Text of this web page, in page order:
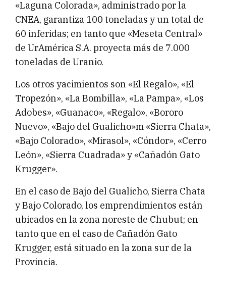
«Laguna Colorada», administrado por la
CNEA, garantiza 100 toneladas y un total de
60 inferidas; en tanto que «Meseta Central»
de UrAmérica S.A. proyecta más de 7.000
toneladas de Uranio.
Los otros yacimientos son «El Regalo», «El
Tropezón», «La Bombilla», «La Pampa», «Los
Adobes», «Guanaco», «Regalo», «Bororo
Nuevo», «Bajo del Gualicho»m «Sierra Chata»,
«Bajo Colorado», «Mirasol», «Cóndor», «Cerro
León», «Sierra Cuadrada» y «Cañadón Gato
Krugger».
En el caso de Bajo del Gualicho, Sierra Chata
y Bajo Colorado, los emprendimientos están
ubicados en la zona noreste de Chubut; en
tanto que en el caso de Cañadón Gato
Krugger, está situado en la zona sur de la
Provincia.